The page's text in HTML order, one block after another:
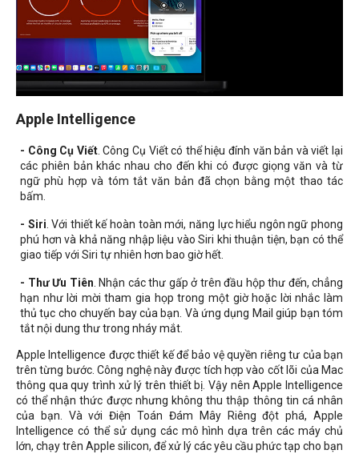
Apple Intelligence
- Công Cụ Viết. Công Cụ Viết có thể hiệu đính văn bản và viết lại
các phiên bản khác nhau cho đến khi có được giọng văn và từ
ngữ phù hợp và tóm tắt văn bản đã chọn bằng một thao tác
bấm.
- Siri . Với thiết kế hoàn toàn mới, năng lực hiểu ngôn ngữ phong
phú hơn và khả năng nhập liệu vào Siri khi thuận tiện, bạn có thể
giao tiếp với Siri tự nhiên hơn bao giờ hết.
- Thư Ưu Tiên . Nhận các thư gấp ở trên đầu hộp thư đến, chẳng
hạn như lời mời tham gia họp trong một giờ hoặc lời nhắc làm
thủ tục cho chuyến bay của bạn. Và ứng dụng Mail giúp bạn tóm
tắt nội dung thư trong nháy mắt.
Apple Intelligence được thiết kế để bảo vệ quyền riêng tư của bạn
trên từng bước. Công nghệ này được tích hợp vào cốt lõi của Mac
thông qua quy trình xử lý trên thiết bị. Vậy nên Apple Intelligence
có thể nhận thức được nhưng không thu thập thông tin cá nhân
của bạn. Và với Điện Toán Đám Mây Riêng đột phá, Apple
Intelligence có thể sử dụng các mô hình dựa trên các máy chủ
lớn, chạy trên Apple silicon, để xử lý các yêu cầu phức tạp cho bạn